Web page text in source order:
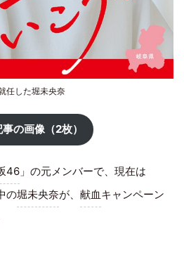
任した堀未央奈
の画像（2枚）
46 」の元メンバーで、現在は
の堀未央奈が、 献血 キャンペーン